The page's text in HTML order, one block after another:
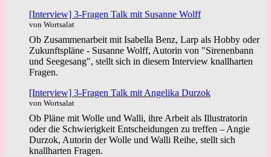
[Interview] 3-Fragen Talk mit Susanne Wolff
von Wortsalat
Ob Zusammenarbeit mit Isabella Benz, Larp als Hobby oder
Zukunftspläne - Susanne Wolff, Autorin von "Sirenenbann
und Seegesang", stellt sich in diesem Interview knallharten
Fragen.
[Interview] 3-Fragen Talk mit Angelika Durzok
von Wortsalat
Ob Pläne mit Wolle und Walli, ihre Arbeit als Illustratorin
oder die Schwierigkeit Entscheidungen zu treffen – Angie
Durzok, Autorin der Wolle und Walli Reihe, stellt sich
knallharten Fragen.